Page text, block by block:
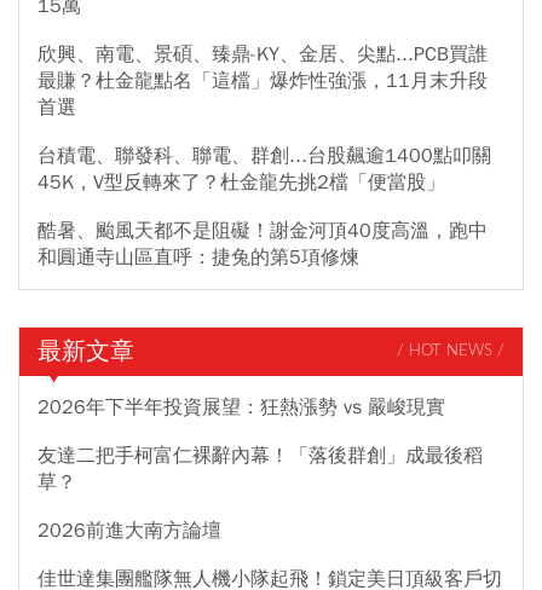
15萬
欣興、南電、景碩、臻鼎-KY、金居、尖點...PCB買誰
最賺？杜金龍點名「這檔」爆炸性強漲，11月末升段
首選
台積電、聯發科、聯電、群創...台股飆逾1400點叩關
45K，V型反轉來了？杜金龍先挑2檔「便當股」
酷暑、颱風天都不是阻礙！謝金河頂40度高溫，跑中
和圓通寺山區直呼：捷兔的第5項修煉
最新文章 / HOT NEWS /
2026年下半年投資展望：狂熱漲勢 vs 嚴峻現實
友達二把手柯富仁裸辭內幕！「落後群創」成最後稻
草？
2026前進大南方論壇
佳世達集團艦隊無人機小隊起飛！鎖定美日頂級客戶切